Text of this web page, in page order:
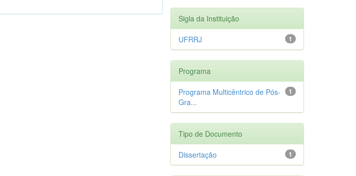
Sigla da Instituição
1
UFRRJ
Programa
1
Programa Multicêntrico de Pós-
Gra...
Tipo de Documento
1
Dissertação